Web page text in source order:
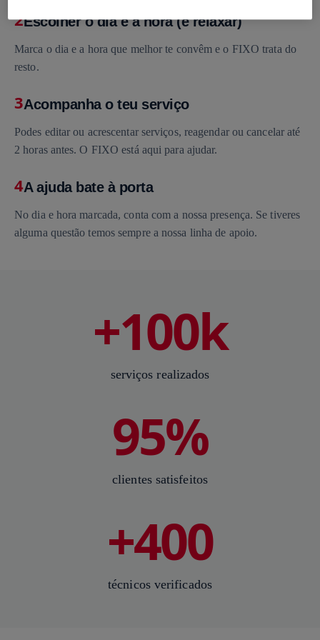
2Escolher o dia e a hora (e relaxar)
Marca o dia e a hora que melhor te convêm e o FIXO trata do
resto.
3Acompanha o teu serviço
Podes editar ou acrescentar serviços, reagendar ou cancelar até
2 horas antes. O FIXO está aqui para ajudar.
4A ajuda bate à porta
No dia e hora marcada, conta com a nossa presença. Se tiveres
alguma questão temos sempre a nossa linha de apoio.
+100k
serviços realizados
95%
clientes satisfeitos
+400
técnicos verificados